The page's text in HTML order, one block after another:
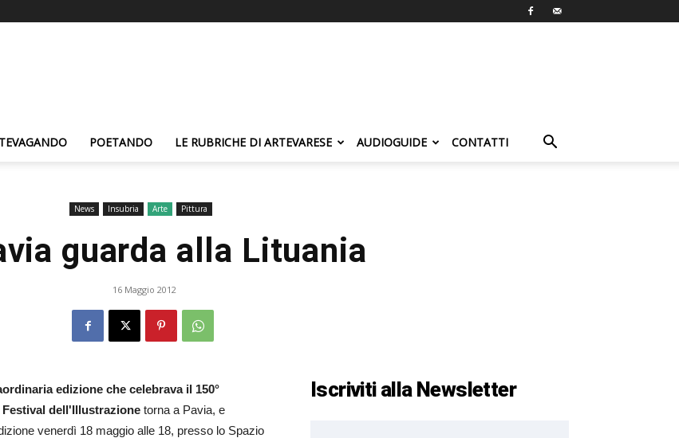
POETANDO LE RUBRICHE DI ARTEVARESE AUDIOGUIDE CONTATTI
News Insubria Arte Pittura
guarda alla Lituania
16 Maggio 2012
edizione che celebrava il 150°
dell'Illustrazione torna a Pavia, e
venerdì 18 maggio alle 18, presso lo Spazio
Iscriviti alla Newsletter